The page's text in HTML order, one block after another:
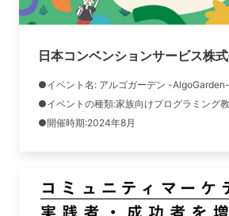
日本コンベンションサービス株
●イベント名: アルゴガーデン -
●イベントの種類:家族向けプログラミング
●開催時期:2024年8月